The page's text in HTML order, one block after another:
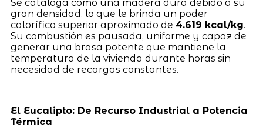
Se cataloga como una madera dura debido a su
gran densidad, lo que le brinda un poder
calorífico superior aproximado de 4.619 kcal/kg.
Su combustión es pausada, uniforme y capaz de
generar una brasa potente que mantiene la
temperatura de la vivienda durante horas sin
necesidad de recargas constantes.
El Eucalipto: De Recurso Industrial a Potencia
Térmica